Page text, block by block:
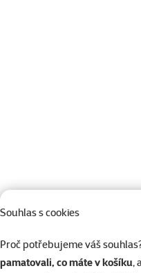
Souhlas s cookies
Proč potřebujeme váš
pamatovali, co máte v košíku,